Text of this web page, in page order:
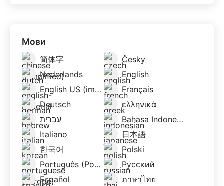
Мови
简体字
Česky
Nederlands
English
English US (imperial)
Français
Deutsch
ελληνικά
עברית
Bahasa Indonesia
Italiano
日本語
한국어
Polski
Português (Portugal)
Русский
Español
ภาษาไทย